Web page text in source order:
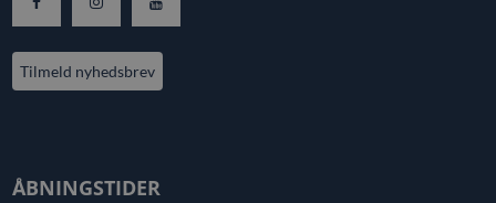
Tilmeld nyhedsbrev
ÅBNINGSTIDER